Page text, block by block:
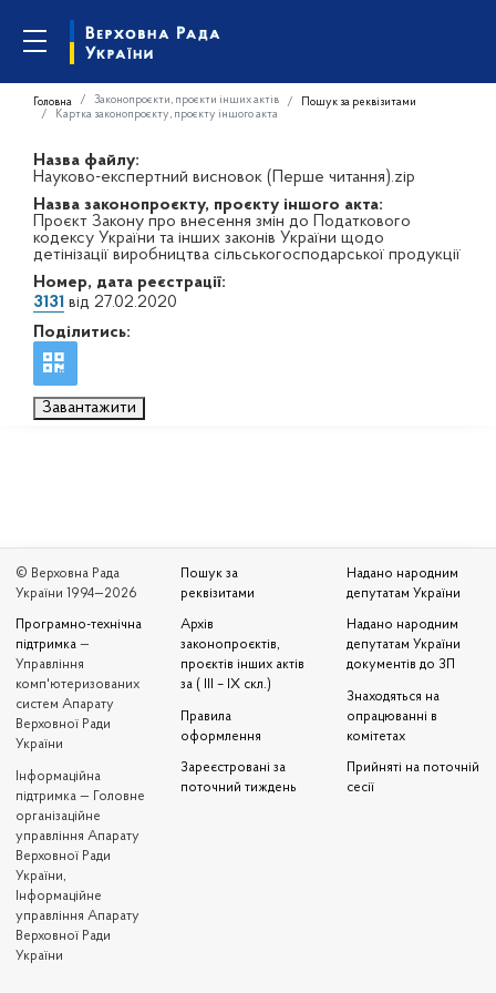
Головна Законопроєкти, проєкти інших актів
Пошук за реквізитами
Картка законопроєкту, проєкту іншого акта
Назва файлу:
Науково-експертний висновок (Перше читання).zip
Назва законопроєкту, проєкту іншого акта:
Проєкт Закону про внесення змін до Податкового
кодексу України та інших законів України щодо
детінізації виробництва сільськогосподарської продукції
Номер, дата реєстрації:
3131 від 27.02.2020
Поділитись:
Завантажити
© Верховна Рада
України 1994—2026
Програмно-технічна
підтримка —
Управління
комп'ютеризованих
систем Апарату
Верховної Ради
України
Iнформаційна
підтримка — Головне
організаційне
управління Апарату
Верховної Ради
України,
Інформаційне
управління Апарату
Верховної Ради
України
Пошук за
реквізитами
Архів
законопроєктів,
проєктів інших актів
за ( III – IX скл.)
Правила
оформлення
Зареєстровані за
поточний тиждень
Надано народним
депутатам України
Надано народним
депутатам України
документів до ЗП
Знаходяться на
опрацюванні в
комітетах
Прийняті на поточній
сесії